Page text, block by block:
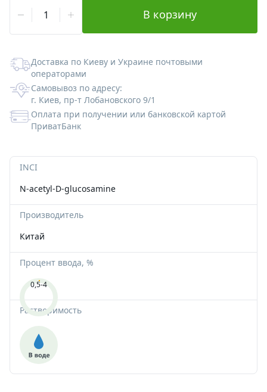
Для губ
После бритья
Со-Эмульгаторы
Гелеобразователи
Экстракты
Масляные экстракты
СО2 экстракты
Пилинги
Регуляторы кислотности
Силиконы и эмоленты
УФ-защита
Для загара
Другие компоненты
Формы пластиковые для шоколада
Корзинки из шпона
Бирки
Наклейки
Вакуумные флаконы
Алюминиевая тара
Стеклянная тара
Тара для декоративной косметики
Ангелочки
Медведи
Сердца
Пасха
Альгинатные маски
В корзину
Доставка по Киеву и Украине почтовыми
операторами
Самовывоз по адресу:
г. Киев, пр-т Лобановского 9/1
Оплата при получении или банковской картой
ПриватБанк
INCI
N-acetyl-D-glucosamine
Производитель
Китай
Процент ввода, %
0,5-4
Растворимость